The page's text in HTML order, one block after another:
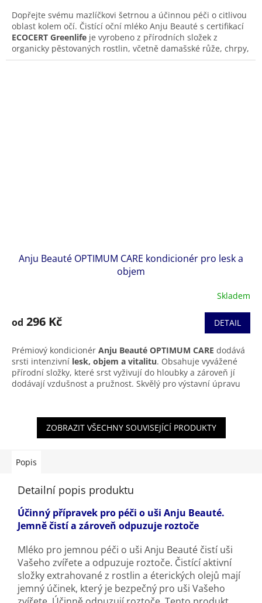
Dopřejte svému mazlíčkovi šetrnou a účinnou péči o citlivou
oblast kolem očí. Čistící oční mléko Anju Beauté s certifikací
ECOCERT Greenlife je vyrobeno z přírodních složek z
organicky pěstovaných rostlin, včetně damašské růže, chrpy,
šalvěje a heřmánku. Jemně odstraňuje nečistoty a
Anju Beauté OPTIMUM CARE kondicionér pro lesk a
objem
Skladem
od 296 Kč DETAIL
Prémiový kondicionér Anju Beauté OPTIMUM CARE dodává
srsti intenzivní lesk, objem a vitalitu. Obsahuje vyvážené
přírodní složky, které srst vyživují do hloubky a zároveň jí
dodávají vzdušnost a pružnost. Skvělý pro výstavní úpravu
ZOBRAZIT VŠECHNY SOUVISEJÍCÍ PRODUKTY
Popis
Detailní popis produktu
Účinný přípravek pro péči o uši Anju Beauté.
Jemně čistí a zároveň odpuzuje roztoče
Mléko pro jemnou péči o uši Anju Beauté čistí uši
Vašeho zvířete a odpuzuje roztoče. Čistící aktivní
složky extrahované z rostlin a éterických olejů mají
jemný účinek, který je bezpečný pro uši Vašeho